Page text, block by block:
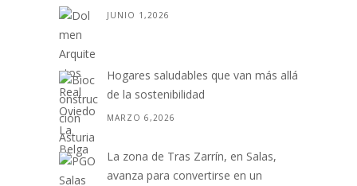
JUNIO 1,2026
Hogares saludables que van más allá
de la sostenibilidad
MARZO 6,2026
La zona de Tras Zarrín, en Salas,
avanza para convertirse en un